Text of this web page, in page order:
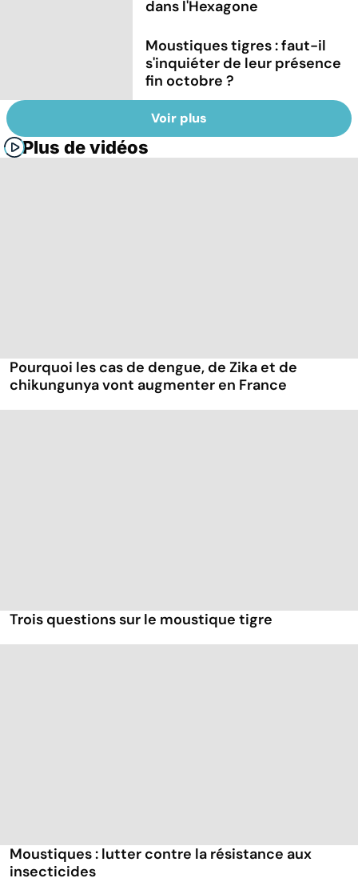
dans l'Hexagone
Moustiques tigres : faut-il
s'inquiéter de leur présence
fin octobre ?
Voir plus
Plus de vidéos
Pourquoi les cas de dengue, de Zika et de
chikungunya vont augmenter en France
Trois questions sur le moustique tigre
Moustiques : lutter contre la résistance aux
insecticides